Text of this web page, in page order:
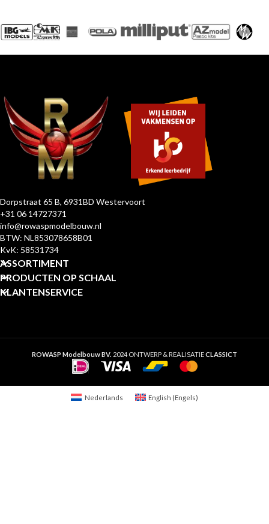
Dorpstraat 65 B, 6931BD Westervoort
+31 06 14727371
info@rowaspmodelbouw.nl
BTW: NL853078658B01
KvK: 58531734
ASSORTIMENT
PRODUCTEN OP SCHAAL
KLANTENSERVICE
ROWASP Modelbouw BV. 2024 ONTWERP & REALISATIECLASSICT
Nederlands English (Engels)